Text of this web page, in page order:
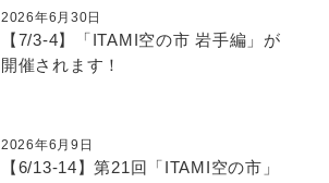
2026年6月30日
【7/3-4】「ITAMI空の市 岩手編」が
開催されます！
2026年6月9日
【6/13-14】第21回「ITAMI空の市」